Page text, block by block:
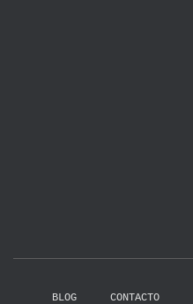
BLOG CONTACTO